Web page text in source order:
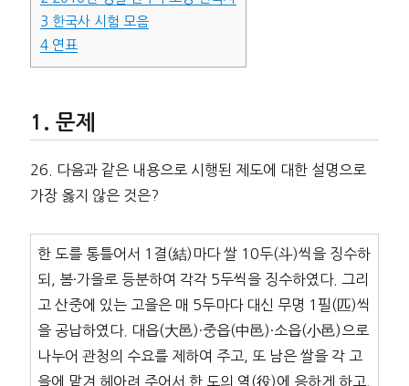
3 한국사 시험 모음
4연표
문제
26. 다음과 같은 내용으로 시행된 제도에 대한 설명으로
가장 옳지 않은 것은?
한 도를 통틀어서 1결(結)마다 쌀 10두(斗)씩을 징수하
되, 봄·가을로 등분하여 각각 5두씩을 징수하였다. 그리
고 산중에 있는 고을은 매 5두마다 대신 무명 1필(匹)씩
을 공납하였다. 대읍(大邑)·중읍(中邑)·소읍(小邑)으로
나누어 관청의 수요를 제하여 주고, 또 남은 쌀을 각 고
을에 맡겨 헤아려 주어서 한 도의 역(役)에 응하게 하고,